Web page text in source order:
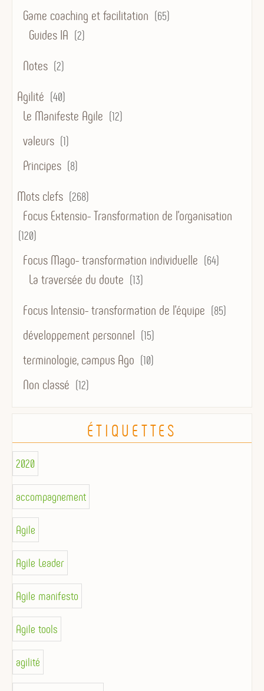
Game coaching et facilitation (65)
Guides IA (2)
Notes (2)
Agilité (40)
Le Manifeste Agile (12)
valeurs (1)
Principes (8)
Mots clefs (268)
Focus Extensio- Transformation de l'organisation
(120)
Focus Mago- transformation individuelle (64)
La traversée du doute (13)
Focus Intensio- transformation de l'équipe (85)
développement personnel (15)
terminologie, campus Ago (10)
Non classé (12)
ÉTIQUETTES
2020
accompagnement
Agile
Agile Leader
Agile manifesto
Agile tools
agilité